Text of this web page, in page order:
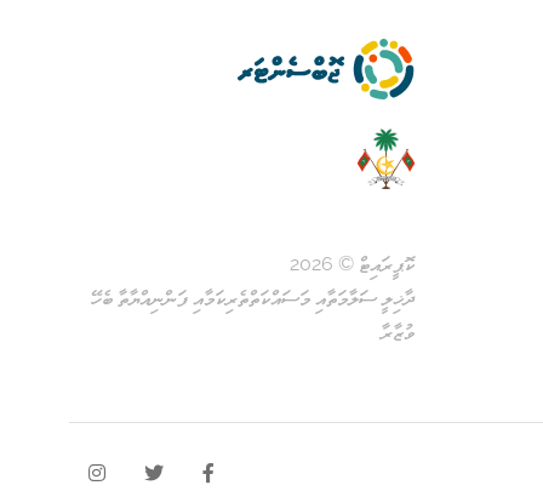
ކޮޕީރައިޓް © 2026
ދާޚިލީ ސަލާމަތާއި މަސައްކަތްތެރިކަމާއި ފަންނިއްޔާތާ ބެހޭ
ވުޒާރާ